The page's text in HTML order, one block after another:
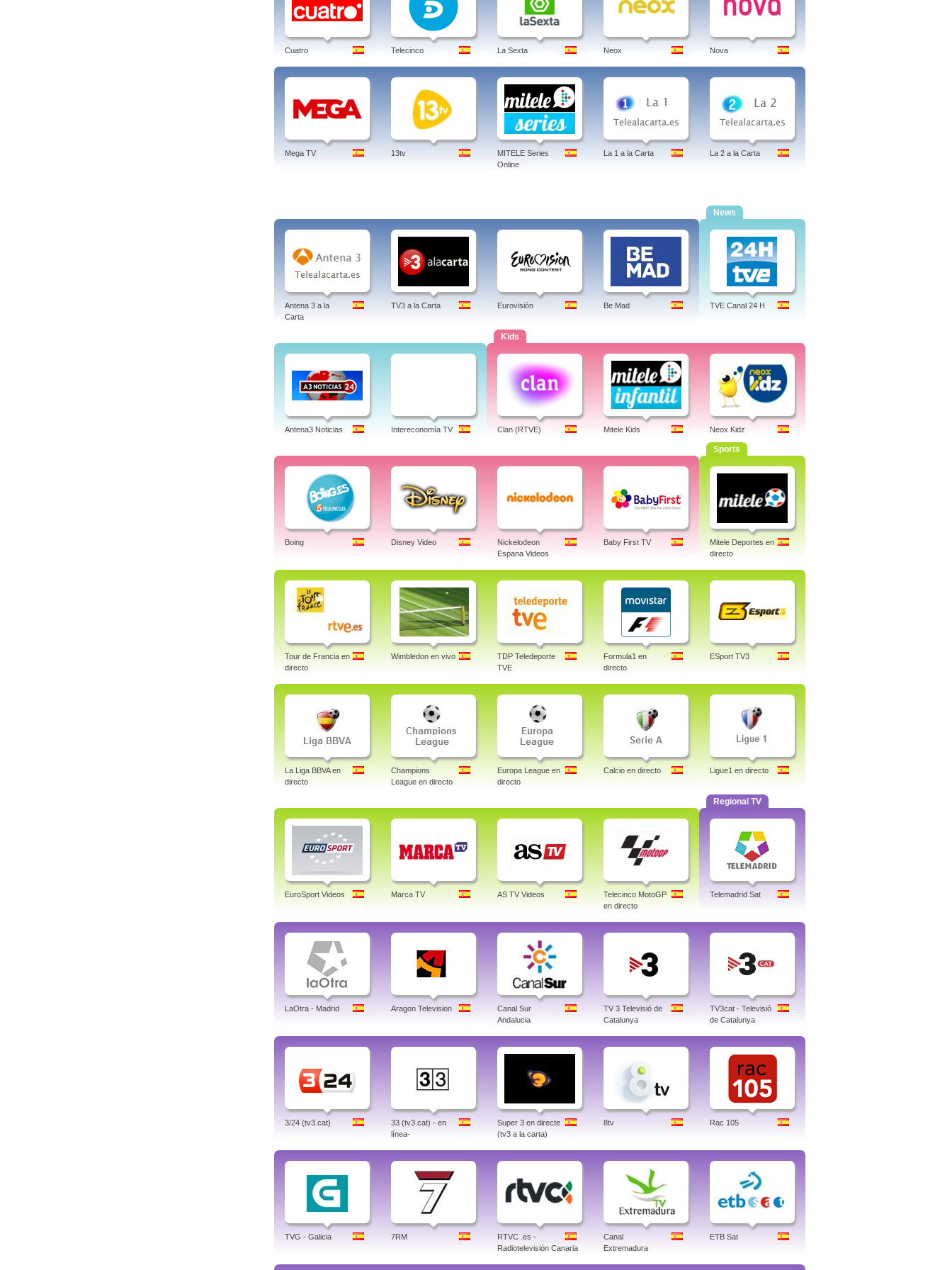
Cuatro Telecinco La Sexta Neox Nova
Mega TV 13tv
MITELE Series
Online
La 1 a la Carta La 2 a la Carta
Antena 3 a la
Carta
TV3 a la Carta Eurovisión Be Mad
News
TVE Canal 24 H
Antena3 Noticias Intereconomía TV
Kids
Clan (RTVE) Mitele Kids Neox Kidz
Boing Disney Video
Nickelodeon
Espana Videos
Baby First TV
Sports
Mitele Deportes en
directo
Tour de Francia en
directo
Wimbledon en vivo
TDP Teledeporte
TVE
Formula1 en
directo
ESport TV3
La Liga BBVA en
directo
Champions
League en directo
Europa League en
directo
Calcio en directo Ligue1 en directo
EuroSport Videos Marca TV AS TV Videos
Telecinco MotoGP
en directo
Regional TV
Telemadrid Sat
LaOtra - Madrid Aragon Television
Canal Sur
Andalucia
TV 3 Televisió de
Catalunya
TV3cat - Televisió
de Catalunya
3/24 (tv3.cat)
33 (tv3.cat) - en
línea-
Super 3 en directe
(tv3 a la carta)
8tv Rac 105
TVG - Galicia 7RM
RTVC .es -
Radiotelevisión Canaria
Canal
Extremadura
ETB Sat